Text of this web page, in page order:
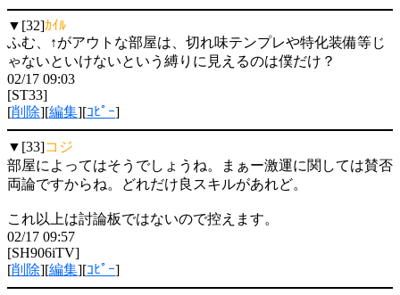
▼[32]ｶｲﾙ
ふむ、↑がアウトな部屋は、切れ味テンプレや特化装備等じ
ゃないといけないという縛りに見えるのは僕だけ？
02/17 09:03
[ST33]
[削除][編集][ｺﾋﾟｰ]
▼[33]コジ
部屋によってはそうでしょうね。まぁー激運に関しては賛否
両論ですからね。どれだけ良スキルがあれど。
これ以上は討論板ではないので控えます。
02/17 09:57
[SH906iTV]
[削除][編集][ｺﾋﾟｰ]